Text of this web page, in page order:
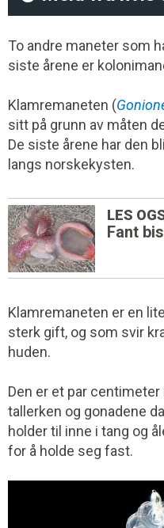
To andre maneter som
siste årene er
Klamremaneten (
sitt på grunn av måten
De siste årene har den
langs norskekysten.
LES
Fant
Klamremaneten er en
sterk gift, og som svir
huden.
Den er et par
tallerken og gonadene
holder til inne i tang og
for å holde seg fast.